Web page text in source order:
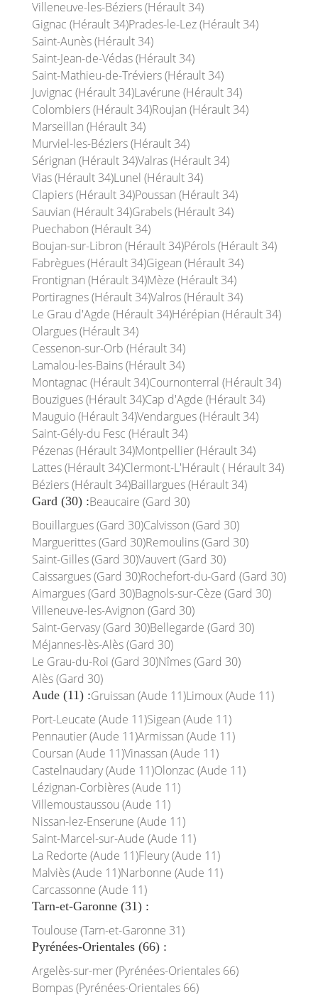
Villeneuve-les-Béziers (Hérault 34)
Gignac (Hérault 34)Prades-le-Lez (Hérault 34)
Saint-Aunès (Hérault 34)
Saint-Jean-de-Védas (Hérault 34)
Saint-Mathieu-de-Tréviers (Hérault 34)
Juvignac (Hérault 34)Lavérune (Hérault 34)
Colombiers (Hérault 34)Roujan (Hérault 34)
Marseillan (Hérault 34)
Murviel-les-Béziers (Hérault 34)
Sérignan (Hérault 34)Valras (Hérault 34)
Vias (Hérault 34)Lunel (Hérault 34)
Clapiers (Hérault 34)Poussan (Hérault 34)
Sauvian (Hérault 34)Grabels (Hérault 34)
Puechabon (Hérault 34)
Boujan-sur-Libron (Hérault 34)Pérols (Hérault 34)
Fabrègues (Hérault 34)Gigean (Hérault 34)
Frontignan (Hérault 34)Mèze (Hérault 34)
Portiragnes (Hérault 34)Valros (Hérault 34)
Le Grau d'Agde (Hérault 34)Hérépian (Hérault 34)
Olargues (Hérault 34)
Cessenon-sur-Orb (Hérault 34)
Lamalou-les-Bains (Hérault 34)
Montagnac (Hérault 34)Cournonterral (Hérault 34)
Bouzigues (Hérault 34)Cap d'Agde (Hérault 34)
Mauguio (Hérault 34)Vendargues (Hérault 34)
Saint-Gély-du Fesc (Hérault 34)
Pézenas (Hérault 34)Montpellier (Hérault 34)
Lattes (Hérault 34)Clermont-L'Hérault ( Hérault 34)
Béziers (Hérault 34)Baillargues (Hérault 34)
Gard (30) :Beaucaire (Gard 30)
Bouillargues (Gard 30)Calvisson (Gard 30)
Marguerittes (Gard 30)Remoulins (Gard 30)
Saint-Gilles (Gard 30)Vauvert (Gard 30)
Caissargues (Gard 30)Rochefort-du-Gard (Gard 30)
Aimargues (Gard 30)Bagnols-sur-Cèze (Gard 30)
Villeneuve-les-Avignon (Gard 30)
Saint-Gervasy (Gard 30)Bellegarde (Gard 30)
Méjannes-lès-Alès (Gard 30)
Le Grau-du-Roi (Gard 30)Nîmes (Gard 30)
Alès (Gard 30)
Aude (11) :Gruissan (Aude 11)Limoux (Aude 11)
Port-Leucate (Aude 11)Sigean (Aude 11)
Pennautier (Aude 11)Armissan (Aude 11)
Coursan (Aude 11)Vinassan (Aude 11)
Castelnaudary (Aude 11)Olonzac (Aude 11)
Lézignan-Corbières (Aude 11)
Villemoustaussou (Aude 11)
Nissan-lez-Enserune (Aude 11)
Saint-Marcel-sur-Aude (Aude 11)
La Redorte (Aude 11)Fleury (Aude 11)
Malviès (Aude 11)Narbonne (Aude 11)
Carcassonne (Aude 11)
Tarn-et-Garonne (31) :
Toulouse (Tarn-et-Garonne 31)
Pyrénées-Orientales (66) :
Argelès-sur-mer (Pyrénées-Orientales 66)
Bompas (Pyrénées-Orientales 66)